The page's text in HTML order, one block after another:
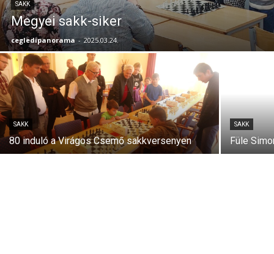
SAKK
Megyei sakk-siker
cegledipanorama - 2025.03.24.
SAKK
80 induló a Virágos Csemő sakkversenyen
SAKK
Füle